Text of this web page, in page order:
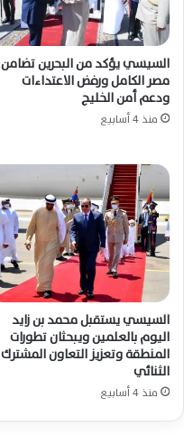
السيسي يؤكد من البحرين تضامن
مصر الكامل ورفض الاعتداءات
ودعم أمن الخليج
منذ 4 أسابيع
السيسي يستقبل محمد بن زايد
اليوم بالعلمين ويبحثان تطورات
المنطقة وتعزيز التعاون المشترك
الثنائي
منذ 4 أسابيع